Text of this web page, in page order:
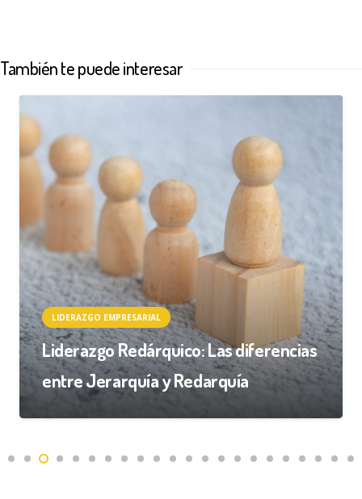
También te puede interesar
LIDERAZGO EMPRESARIAL
Liderazgo Redárquico: Las diferencias
entre Jerarquía y Redarquía